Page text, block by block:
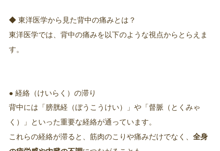
◆ 東洋医学から見た背中の痛みとは？
東洋医学では、背中の痛みを以下のような視点からとらえま
す。
● 経絡（けいらく）の滞り
背中には「膀胱経（ぼうこうけい）」や「督脈（とくみゃ
く）」といった重要な経絡が通っています。
これらの経絡が滞ると、筋肉のこりや痛みだけでなく、 全身